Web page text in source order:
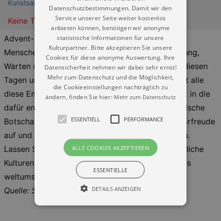
Kunstsammlungen Dresden
Keine Termine
Advent-Ankunft, so verstehen immer noch viele
Menschen die Zeit vor Weihnachten. Auch Hoffnung,
Warten und Besinnlichkeit verbinden wir oft mit diesen
Tagen und Wochen. Unser Liedprogramm berührt alle
diese Empfindungen und gibt uns hörbar Einblick in die
dafür entstandenen Texte und Melodien. Die biblische
Botschaft ist ebenso zentral vertreten wie die Vorfreude
auf und Freude um Weihnachten, die Geburt Jesu.
Lassen Sie sich hineinnehmen in z. T. unterschiedliche
Kulturen und deren Warten bzw. Freuen auf dieses
weltumspannende einmalige Ereignis!
Quelle: Staatliche Kunstsammlungen Dresden
Datenschutzbestimmungen. Damit wir den
Service unserer Seite weiter kostenlos
anbieten können, benötigen wir anonyme
statistische Informationen für unsere
Kulturpartner. Bitte akzeptieren Sie unsere
Cookies für diese anonyme Auswertung. Ihre
Datensicherheit nehmen wir dabei sehr ernst!
Mehr zum Datenschutz und die Möglichkeit,
die Cookieeinstellungen nachträglich zu
ändern, finden Sie hier: Mehr zum Datenschutz
ESSENTIELL PERFORMANCE
ALLE COOKIES AKZEPTIEREN
ESSENTIELLE
DETAILS ANZEIGEN